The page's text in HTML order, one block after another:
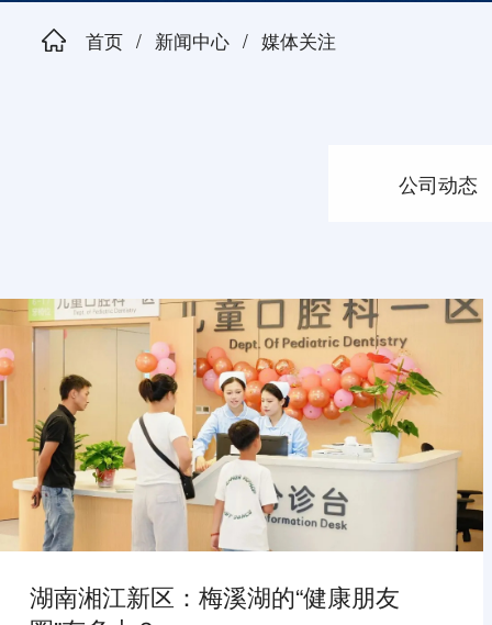
首页 / 新闻中心 / 媒体关注
公司动态
湖南湘江新区：梅溪湖的“健康朋友